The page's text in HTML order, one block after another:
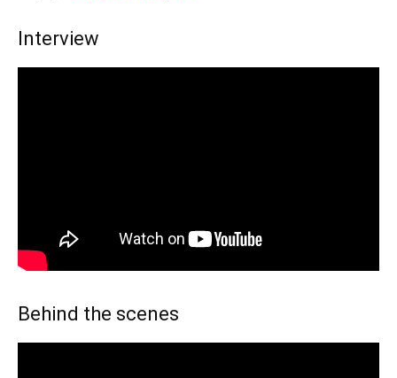
Interview
Behind the scenes